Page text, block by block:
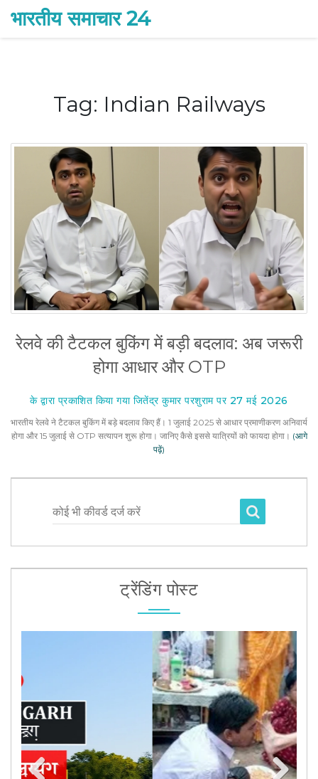
भारतीय समाचार 24
Tag: Indian Railways
रेलवे की टैटकल बुकिंग में बड़ी बदलाव: अब जरूरी
होगा आधार और OTP
के द्वारा प्रकाशित किया गया जितेंद्र कुमार परशुराम पर 27 मई 2026
भारतीय रेलवे ने टैटकल बुकिंग में बड़े बदलाव किए हैं। 1 जुलाई 2025 से आधार प्रमाणीकरण अनिवार्य
होगा और 15 जुलाई से OTP सत्यापन शुरू होगा। जानिए कैसे इससे यात्रियों को फायदा होगा। (आगे
पढ़ें)
कोई भी कीवर्ड दर्ज करें
ट्रेंडिंग पोस्ट